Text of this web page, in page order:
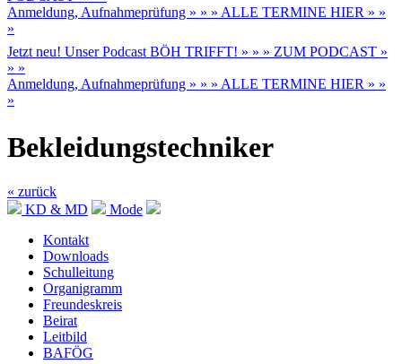
Anmeldung, Aufnahmeprüfung » » » ALLE TERMINE HIER » »
»
Jetzt neu! Unser Podcast BÖH TRIFFT! » » » ZUM PODCAST »
» »
Anmeldung, Aufnahmeprüfung » » » ALLE TERMINE HIER » »
»
Bekleidungstechniker
« zurück
KD & MD
Mode
Kontakt
Downloads
Schulleitung
Organigramm
Freundeskreis
Beirat
Leitbild
BAFÖG